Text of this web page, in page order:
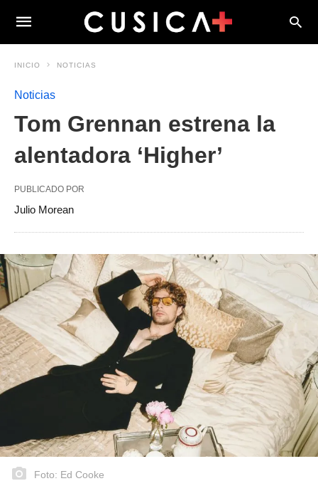
INICIO NOTICIAS
Noticias
Tom Grennan estrena la
alentadora ‘Higher’
PUBLICADO POR
Julio Morean
Foto: Ed Cooke